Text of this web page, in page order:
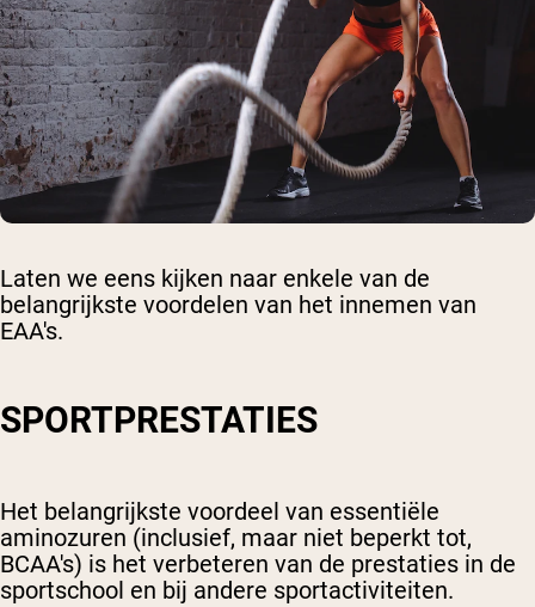
Laten we eens kijken naar enkele van de
belangrijkste voordelen van het innemen van
EAA's.
SPORTPRESTATIES
Het belangrijkste voordeel van essentiële
aminozuren (inclusief, maar niet beperkt tot,
BCAA's) is het verbeteren van de prestaties in de
sportschool en bij andere sportactiviteiten.